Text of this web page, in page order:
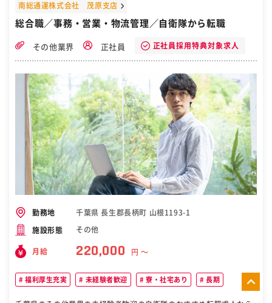
ト用品、施設・病院リネン、 福祉用具等のレンタルサービスを 行って
園の 株式会社レンティ 営業本部。 JR京葉線 新習志野駅から徒歩1
かして働ける） データ入力や書類作成にあたり 主にエクセル（Exce
l）やメールなど 基本的なパソコンスキルが必要となります。 一般事
会社レンティについて） 「これまで」と「これから」 地球環境を大切
に思う今、 資源の使い捨てから再利用へと 環境と顧客の利便性を追求
しつつ、 レンタル産業の新たな発展と課題への 取り組みにチャレンジ
しております。 当社はこのレンタル産業の トップグループの中で90
年の 歴史をもち創業以来今日まで、 順調な歩みを続けております。
総合寝具部門を初めとして、 事務機、家電製品を含めた トータル的な
レンタル新時代を向かえ、 業務用、地域コミュニティや 自治体そして
レジャー用から 一般家庭用までのイベント関連を含めた 幅広いニーズ
にお応えしております。 リネンサプライ部門では清潔と 快適そして安
全を提供すべく、 最新のテクノロジーを取り入れた 生産設備によって
環境を 重視した事業を進めております。 また「社会に貢献」の精神か
利用者様にきめ細かい サービスを提供しております。 私どもレンティ
は、 新しいレンティに生まれ変わり、 サービス産業の一員として便利
機能のご提供と、 新しい時代環境に対応した 豊かな社会創りに貢献で
きることを 無限の喜びと感じ、「創造と前進」を続けてまいります。
［自衛隊・転職・求人］
南総通運株式会社 茂原支店
総合職／事務・営業・物流管理／自衛隊から転職
その他業界 正社員 正社員採用特典対象求人
勤務地 千葉県 長生郡長柄町 山根1193-1
施設形態 その他
月給 220,000 円 〜
福利厚生充実 未経験者歓迎 寮・社宅あり 長期